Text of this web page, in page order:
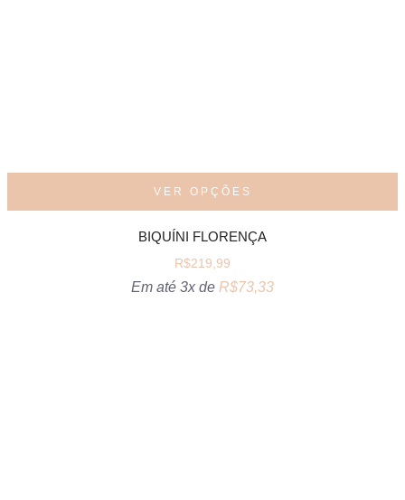
VER OPÇÕES
BIQUÍNI FLORENÇA
R$219,99
Em até 3x de R$73,33